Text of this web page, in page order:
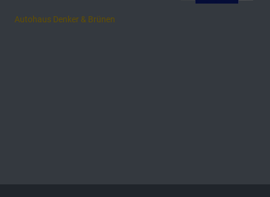
Autohaus Denker & Brünen